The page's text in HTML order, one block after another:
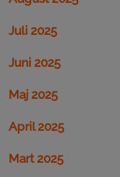
Juli 2025
Juni 2025
Maj 2025
April 2025
Mart 2025